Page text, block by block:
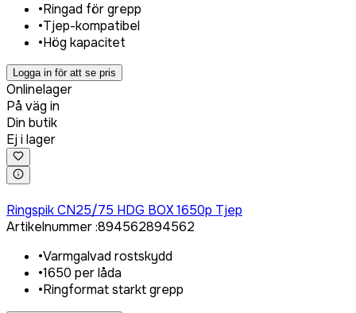
•Ringad för grepp
•Tjep-kompatibel
•Hög kapacitet
Logga in för att se pris
Onlinelager
På väg in
Din butik
Ej i lager
Ringspik CN25/75 HDG BOX 1650p Tjep
Artikelnummer:894562894562
•Varmgalvad rostskydd
•1650 per låda
•Ringformat starkt grepp